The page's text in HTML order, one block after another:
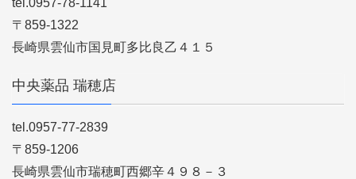
〒859-1322
長崎県雲仙市国見町多比良乙４１５
中央薬品 瑞穂店
tel.0957-77-2839
〒859-1206
長崎県雲仙市瑞穂町西郷辛４９８－３